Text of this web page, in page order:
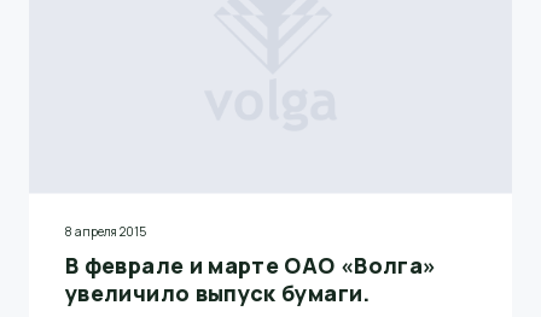
8 апреля 2015
В феврале и марте ОАО «Волга»
увеличило выпуск бумаги.